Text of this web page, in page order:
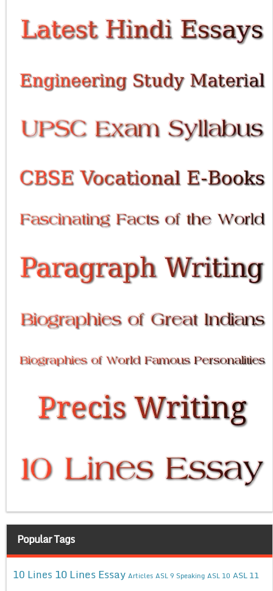
Popular Tags
10 Lines 10 Lines Essay Articles ASL 9 Speaking ASL 10 ASL 11